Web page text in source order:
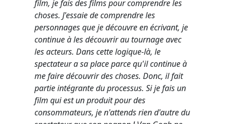
film, je fais des films pour comprendre les
choses. J'essaie de comprendre les
personnages que je découvre en écrivant, je
continue à les découvrir au tournage avec
les acteurs. Dans cette logique-là, le
spectateur a sa place parce qu'il continue à
me faire découvrir des choses. Donc, il fait
partie intégrante du processus. Si je fais un
film qui est un produit pour des
consommateurs, je n'attends rien d'autre du